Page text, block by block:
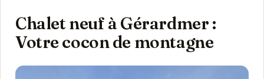
Chalet neuf à Gérardmer :
Votre cocon de montagne